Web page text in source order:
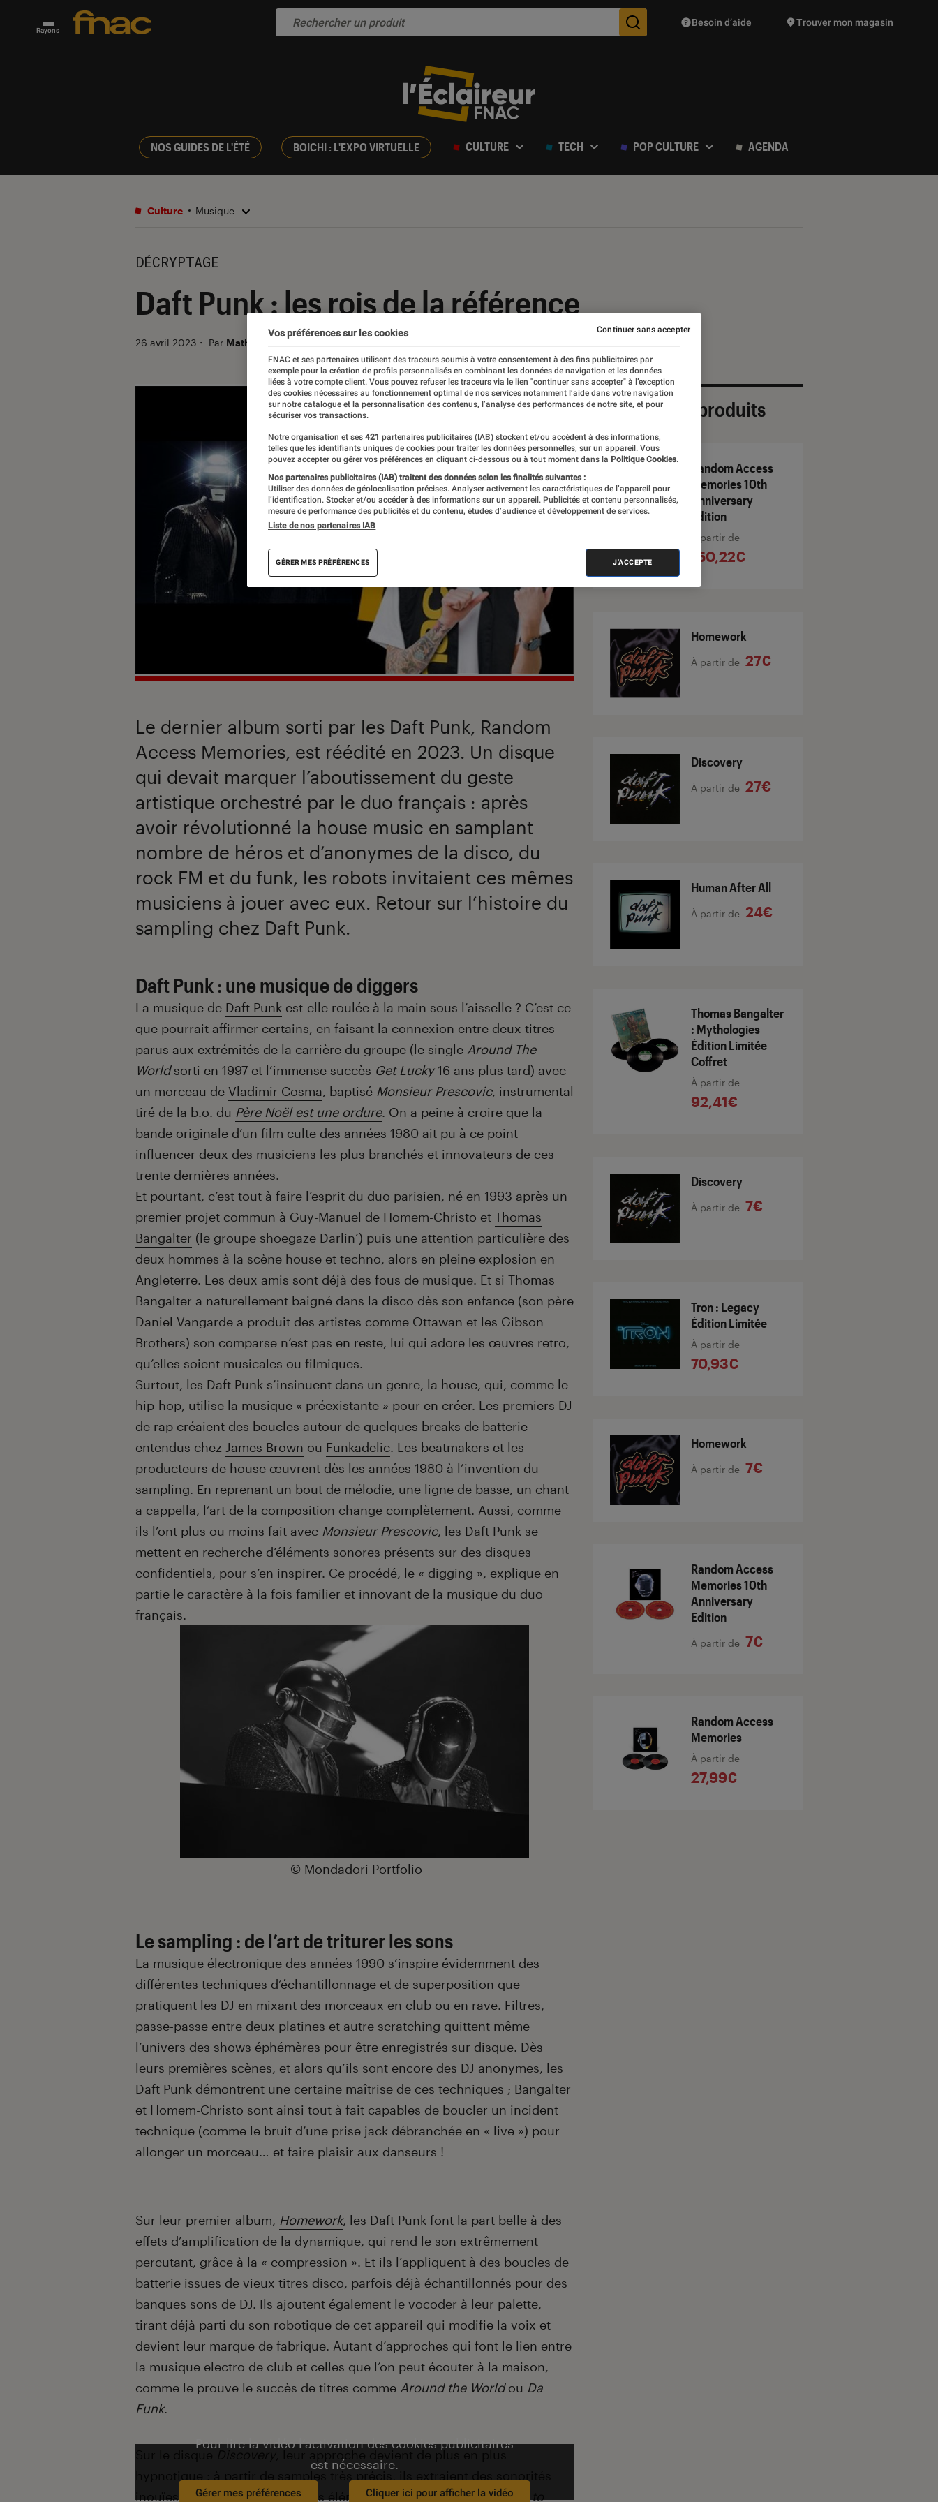
Rayons Des suggestions de produits vont vous être proposées
Besoin d’aide Trouver mon magasin
NOS GUIDES DE L'ÉTÉ BOICHI : L'EXPO VIRTUELLE CULTURE TECH POP CULTURE AGENDA
Culture Musique
DÉCRYPTAGE
Daft Punk : les rois de la référence
26 avril 2023 ・ Par Mathieu M.
Le dernier album sorti par les Daft Punk, Random
Access Memories, est réédité en 2023. Un disque
qui devait marquer l’aboutissement du geste
artistique orchestré par le duo français : après
avoir révolutionné la house music en samplant
nombre de héros et d’anonymes de la disco, du
rock FM et du funk, les robots invitaient ces mêmes
musiciens à jouer avec eux. Retour sur l’histoire du
sampling chez Daft Punk.
Daft Punk : une musique de diggers
La musique de Daft Punk est-elle roulée à la main sous l’aisselle ? C’est ce
que pourrait affirmer certains, en faisant la connexion entre deux titres
parus aux extrémités de la carrière du groupe (le single Around The
Worldsorti en 1997 et l’immense succès Get Lucky16 ans plus tard) avec
un morceau de Vladimir Cosma, baptisé Monsieur Prescovic, instrumental
tiré de la b.o. du Père Noël est une ordure. On a peine à croire que la
bande originale d’un film culte des années 1980 ait pu à ce point
influencer deux des musiciens les plus branchés et innovateurs de ces
trente dernières années.
Et pourtant, c’est tout à faire l’esprit du duo parisien, né en 1993 après un
premier projet commun à Guy-Manuel de Homem-Christo et Thomas
Bangalter (le groupe shoegaze Darlin’) puis une attention particulière des
deux hommes à la scène house et techno, alors en pleine explosion en
Angleterre. Les deux amis sont déjà des fous de musique. Et si Thomas
Bangalter a naturellement baigné dans la disco dès son enfance (son père
Daniel Vangarde a produit des artistes comme Ottawan et les Gibson
Brothers) son comparse n’est pas en reste, lui qui adore les œuvres retro,
qu’elles soient musicales ou filmiques.
Surtout, les Daft Punk s’insinuent dans un genre, la house, qui, comme le
hip-hop, utilise la musique « préexistante » pour en créer. Les premiers DJ
de rap créaient des boucles autour de quelques breaks de batterie
entendus chez James Brown ou Funkadelic. Les beatmakers et les
producteurs de house œuvrent dès les années 1980 à l’invention du
sampling. En reprenant un bout de mélodie, une ligne de basse, un chant
a cappella, l’art de la composition change complètement. Aussi, comme
ils l’ont plus ou moins fait avec Monsieur Prescovic, les Daft Punk se
mettent en recherche d’éléments sonores présents sur des disques
confidentiels, pour s’en inspirer. Ce procédé, le « digging », explique en
partie le caractère à la fois familier et innovant de la musique du duo
français.
© Mondadori Portfolio
Le sampling : de l’art de triturer les sons
La musique électronique des années 1990 s’inspire évidemment des
différentes techniques d’échantillonnage et de superposition que
pratiquent les DJ en mixant des morceaux en club ou en rave. Filtres,
passe-passe entre deux platines et autre scratching quittent même
l’univers des shows éphémères pour être enregistrés sur disque. Dès
leurs premières scènes, et alors qu’ils sont encore des DJ anonymes, les
Daft Punk démontrent une certaine maîtrise de ces techniques ; Bangalter
et Homem-Christo sont ainsi tout à fait capables de boucler un incident
technique (comme le bruit d’une prise jack débranchée en « live ») pour
allonger un morceau… et faire plaisir aux danseurs !
Sur leur premier album, Homework, les Daft Punk font la part belle à des
effets d’amplification de la dynamique, qui rend le son extrêmement
percutant, grâce à la « compression ». Et ils l’appliquent à des boucles de
batterie issues de vieux titres disco, parfois déjà échantillonnés pour des
banques sons de DJ. Ils ajoutent également le vocoder à leur palette,
tirant déjà parti du son robotique de cet appareil qui modifie la voix et
devient leur marque de fabrique. Autant d’approches qui font le lien entre
la musique electro de club et celles que l’on peut écouter à la maison,
comme le prouve le succès de titres comme Around the Worldou Da
Funk.
Pour lire la vidéo l’activation des cookies publicitaires
est nécessaire.
Gérer mes préférences Cliquer ici pour afficher la vidéo
, leur approche devient de plus en plus
inouïes, mélangeant parfois des éléments de onze chansons (Face to
Sélection de produits
Random Access
Memories 10th
Anniversary
Edition
À partir de
150,22€
Homework
À partir de 27€
Discovery
À partir de 27€
Human After All
À partir de 24€
Thomas Bangalter
: Mythologies
Édition Limitée
Coffret
À partir de
92,41€
Discovery
À partir de 7€
Tron : Legacy
Édition Limitée
À partir de
70,93€
Homework
À partir de 7€
Random Access
Memories 10th
Anniversary
Edition
À partir de 7€
Random Access
Memories
À partir de
27,99€
Vos préférences sur les cookies
FNAC et ses partenaires utilisent des traceurs soumis à votre consentement à des fins publicitaires par
exemple pour la création de profils personnalisés en combinant les données de navigation et les données
liées à votre compte client. Vous pouvez refuser les traceurs via le lien "continuer sans accepter" à l’exception
des cookies nécessaires au fonctionnement optimal de nos services notamment l’aide dans votre navigation
sur notre catalogue et la personnalisation des contenus, l’analyse des performances de notre site, et pour
sécuriser vos transactions.
Notre organisation et ses 421 partenaires publicitaires (IAB) stockent et/ou accèdent à des informations,
telles que les identifiants uniques de cookies pour traiter les données personnelles, sur un appareil. Vous
pouvez accepter ou gérer vos préférences en cliquant ci-dessous ou à tout moment dans la Politique Cookies.
Nos partenaires publicitaires (IAB) traitent des données selon les finalités suivantes :
Utiliser des données de géolocalisation précises. Analyser activement les caractéristiques de l’appareil pour
l’identification. Stocker et/ou accéder à des informations sur un appareil. Publicités et contenu personnalisés,
mesure de performance des publicités et du contenu, études d’audience et développement de services.
Liste de nos partenaires IAB
GÉRER MES PRÉFÉRENCES J'ACCEPTE
Continuer sans accepter